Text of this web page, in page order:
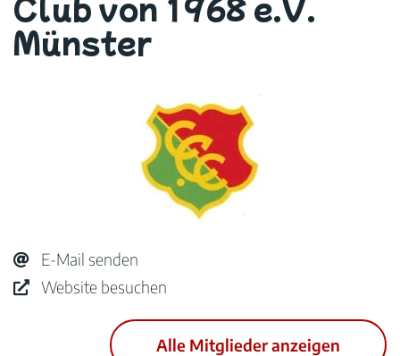
Suche
nach:
Münster
E-Mail senden
Website besuchen
Alle Mitglieder anzeigen